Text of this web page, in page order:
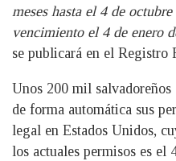
meses hasta el 4 de
vencimiento el 4 de enero
se publicará en el Registro
Unos 200 mil
de forma automática sus
legal en Estados Unidos,
los actuales permisos es el